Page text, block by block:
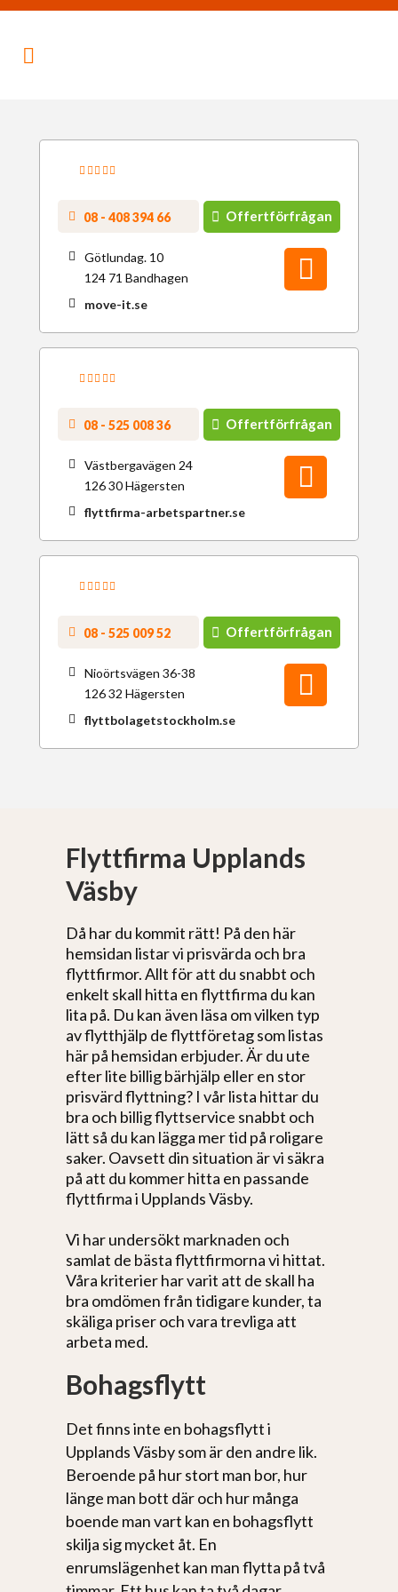
08 - 408 394 66 Offertförfrågan
Götlundag. 10
124 71 Bandhagen
move-it.se
08 - 525 008 36 Offertförfrågan
Västbergavägen 24
126 30 Hägersten
flyttfirma-arbetspartner.se
08 - 525 009 52 Offertförfrågan
Nioörtsvägen 36-38
126 32 Hägersten
flyttbolagetstockholm.se
Flyttfirma Upplands
Väsby
Då har du kommit rätt! På den här
hemsidan listar vi prisvärda och bra
flyttfirmor. Allt för att du snabbt och
enkelt skall hitta en flyttfirma du kan
lita på. Du kan även läsa om vilken typ
av flytthjälp de flyttföretag som listas
här på hemsidan erbjuder. Är du ute
efter lite billig bärhjälp eller en stor
prisvärd flyttning? I vår lista hittar du
bra och billig flyttservice snabbt och
lätt så du kan lägga mer tid på roligare
saker. Oavsett din situation är vi säkra
på att du kommer hitta en passande
flyttfirma i Upplands Väsby.
Vi har undersökt marknaden och
samlat de bästa flyttfirmorna vi hittat.
Våra kriterier har varit att de skall ha
bra omdömen från tidigare kunder, ta
skäliga priser och vara trevliga att
arbeta med.
Bohagsflytt
Det finns inte en bohagsflytt i
Upplands Väsby som är den andre lik.
Beroende på hur stort man bor, hur
länge man bott där och hur många
boende man vart kan en bohagsflytt
skilja sig mycket åt. En
enrumslägenhet kan man flytta på två